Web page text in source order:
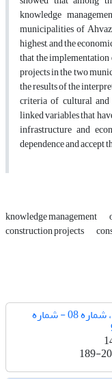
knowledge
municipalities of
highest, and the
that the
projects in the two
the results of the
criteria of cultural
linked variables that
infrastructure and
dependence and
knowledge management
construction projects
دوره 12، شماره 08 - شماره
189-